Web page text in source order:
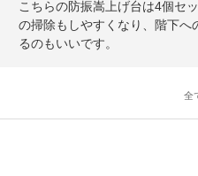
こちらの防振嵩上げ台は4個セ
の掃除もしやすくなり、階下
るのもいいです。
全